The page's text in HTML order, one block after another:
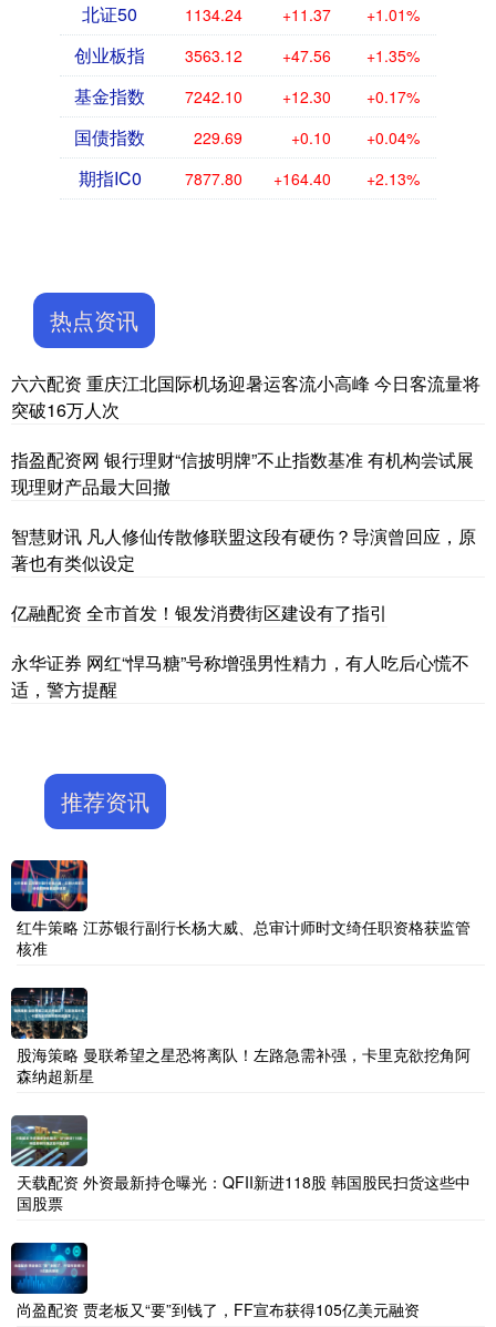
北证50 1134.24 +11.37 +1.01%
创业板指 3563.12 +47.56 +1.35%
基金指数 7242.10 +12.30 +0.17%
国债指数 229.69 +0.10 +0.04%
期指IC0 7877.80 +164.40 +2.13%
热点资讯
六六配资 重庆江北国际机场迎暑运客流小高峰 今日客流量将
突破16万人次
指盈配资网 银行理财“信披明牌”不止指数基准 有机构尝试展
现理财产品最大回撤
智慧财讯 凡人修仙传散修联盟这段有硬伤？导演曾回应，原
著也有类似设定
亿融配资 全市首发！银发消费街区建设有了指引
永华证券 网红“悍马糖”号称增强男性精力，有人吃后心慌不
适，警方提醒
推荐资讯
红牛策略 江苏银行副行长杨大威、总审计师时文绮任职资格获监管
核准
股海策略 曼联希望之星恐将离队！左路急需补强，卡里克欲挖角阿
森纳超新星
天载配资 外资最新持仓曝光：QFII新进118股 韩国股民扫货这些中
国股票
尚盈配资 贾老板又“要”到钱了，FF宣布获得105亿美元融资